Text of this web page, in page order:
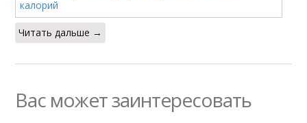
Читать дальше →
Вас может заинтересовать